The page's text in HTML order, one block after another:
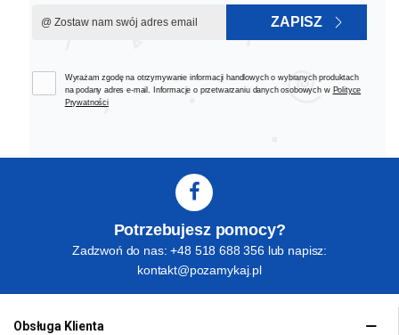
ZAPISZ
Wyrażam zgodę na otrzymywanie informacji handlowych o wybranych produktach
na podany adres e-mail. Informacje o przetwarzaniu danych osobowych w Polityce
Prywatności
Potrzebujesz pomocy?
Zadzwoń do nas: +48 518 688 356 lub napisz:
kontakt@pozamykaj.pl
Obsługa Klienta